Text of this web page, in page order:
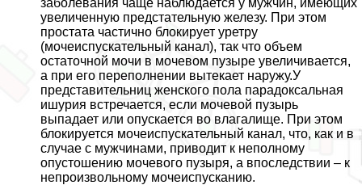
увеличенную предстательную железу. При этом
простата частично блокирует уретру
(мочеиспускательный канал), так что объем
остаточной мочи в мочевом пузыре увеличивается,
а при его переполнении вытекает наружу.У
представительниц женского пола парадоксальная
ишурия встречается, если мочевой пузырь
выпадает или опускается во влагалище. При этом
блокируется мочеиспускательный канал, что, как и в
случае с мужчинами, приводит к неполному
опустошению мочевого пузыря, а впоследствии – к
непроизвольному мочеиспусканию.